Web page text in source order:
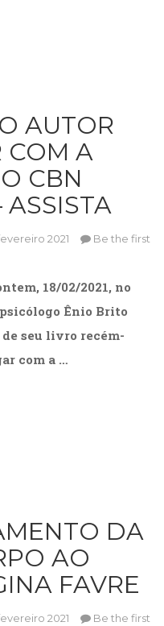
AUTOR
COM A
CBN
2021
Be the first
18/02/2021, no
Ênio Brito
seu livro recém-
com a …
DA
AO
FAVRE
2021 Be the first